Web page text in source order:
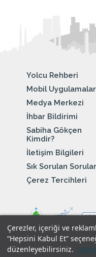
Çerezler, içeriği ve
“Hepsini Kabul Et”
düzenleyebilirsiniz.
Yolcu Rehberi
Mobil Uygulamalar
Medya Merkezi
İhbar Bildirimi
Sabiha Gökçen
Kimdir?
İletişim Bilgileri
Sık Sorulan Sorular
Çerez Tercihleri
Yasal Uyarılar